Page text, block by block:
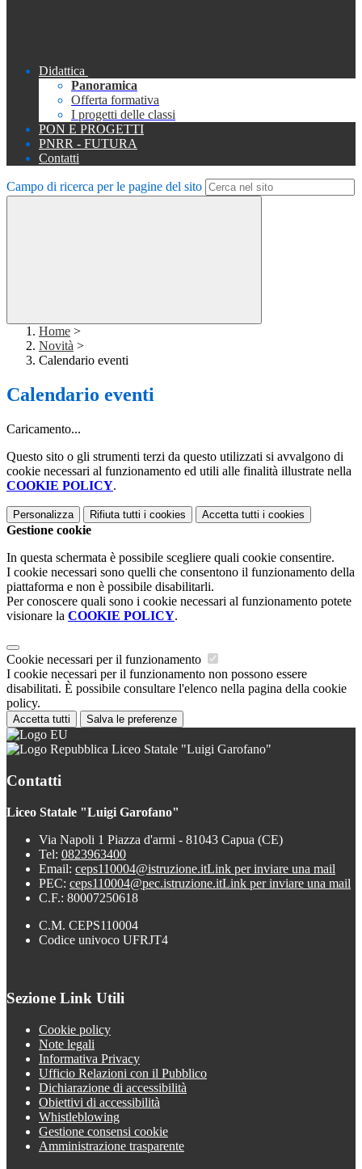
Didattica
Panoramica
Offerta formativa
I progetti delle classi
PON E PROGETTI
PNRR - FUTURA
Contatti
Campo di ricerca per le pagine del sito
Home >
Novità >
Calendario eventi
Calendario eventi
Caricamento...
Questo sito o gli strumenti terzi da questo utilizzati si avvalgono di
cookie necessari al funzionamento ed utili alle finalità illustrate nella
COOKIE POLICY.
Personalizza Rifiuta tutti i cookies Accetta tutti i cookies
Gestione cookie
In questa schermata è possibile scegliere quali cookie consentire.
I cookie necessari sono quelli che consentono il funzionamento della
piattaforma e non è possibile disabilitarli.
Per conoscere quali sono i cookie necessari al funzionamento potete
visionare la COOKIE POLICY.
Cookie necessari per il funzionamento
I cookie necessari per il funzionamento non possono essere
disabilitati. È possibile consultare l'elenco nella pagina della cookie
policy.
Accetta tutti Salva le preferenze
Liceo Statale "Luigi Garofano"
Contatti
Liceo Statale "Luigi Garofano"
Via Napoli 1 Piazza d'armi - 81043 Capua (CE)
Tel: 0823963400
Email: ceps110004@istruzione.itLink per inviare una mail
PEC: ceps110004@pec.istruzione.itLink per inviare una mail
C.F.: 80007250618
C.M. CEPS110004
Codice univoco UFRJT4
Sezione Link Utili
Cookie policy
Note legali
Informativa Privacy
Ufficio Relazioni con il Pubblico
Dichiarazione di accessibilità
Obiettivi di accessibilità
Whistleblowing
Gestione consensi cookie
Amministrazione trasparente